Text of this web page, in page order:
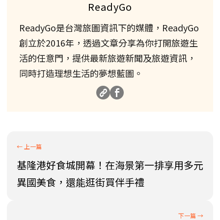
ReadyGo
ReadyGo是台灣旅圖資訊下的媒體，ReadyGo
創立於2016年，透過文章分享為你打開旅遊生
活的任意門，提供最新旅遊新聞及旅遊資訊，
同時打造理想生活的夢想藍圖。
基隆港好食城開幕！在海景第一排享用多元
異國美食，還能逛街買伴手禮